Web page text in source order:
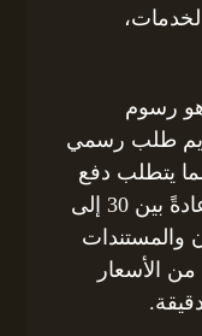
هو رسوم
طلب رسمي
يتطلب دفع
رسوم مختلفة. تتراوح الرسوم عادةً بين 30 إلى
والمستندات
الأسعار